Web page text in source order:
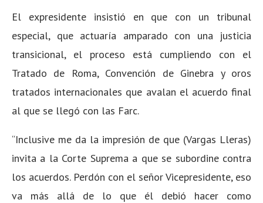
El expresidente insistió en que con un tribunal
especial, que actuaría amparado con una justicia
transicional, el proceso está cumpliendo con el
Tratado de Roma, Convención de Ginebra y oros
tratados internacionales que avalan el acuerdo final
al que se llegó con las Farc.
“Inclusive me da la impresión de que (Vargas Lleras)
invita a la Corte Suprema a que se subordine contra
los acuerdos. Perdón con el señor Vicepresidente, eso
va más allá de lo que él debió hacer como